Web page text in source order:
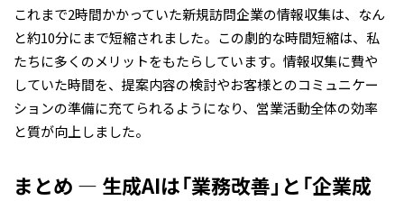
これまで2時間かかっていた新規訪問企業の情報収集は、なん
と約10分にまで短縮されました。この劇的な時間短縮は、私
たちに多くのメリットをもたらしています。情報収集に費や
していた時間を、提案内容の検討やお客様とのコミュニケー
ションの準備に充てられるようになり、営業活動全体の効率
と質が向上しました。
まとめ ― 生成AIは「業務改善」と「企業成